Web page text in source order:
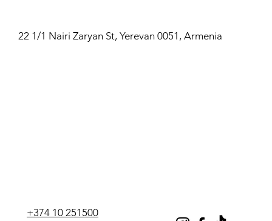
Խողովակի գույն Սպիտակ
+374 10 251500
22 1/1 Nairi Zaryan St, Yerevan 0051, Armenia